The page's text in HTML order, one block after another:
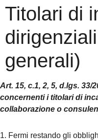
Titolari di
generali)
Art. 15, c.1, 2, 5, d.lgs.
concernenti i titolari di
collaborazione o
1. Fermi restando gli